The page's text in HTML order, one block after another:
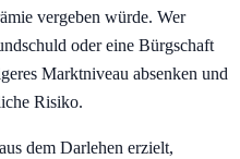
vergeben würde. Wer
oder eine Bürgschaft
Marktniveau absenken und
Risiko.
dem Darlehen erzielt,